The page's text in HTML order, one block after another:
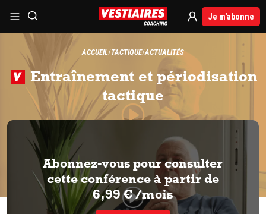
Je m'abonne
ACCUEIL TACTIQUE ACTUALITÉS
Entraînement et périodisation
tactique
Abonnez-vous pour consulter
cette conférence à partir de
6,99 € /mois